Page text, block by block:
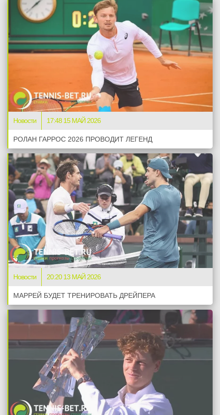
Новости 17:48 15 МАЙ 2026
РОЛАН ГАРРОС 2026 ПРОВОДИТ ЛЕГЕНД
Новости 20:20 13 МАЙ 2026
МАРРЕЙ БУДЕТ ТРЕНИРОВАТЬ ДРЕЙПЕРА